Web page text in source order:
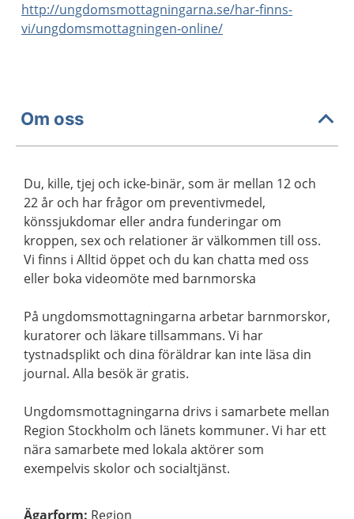
http://ungdomsmottagningarna.se/har-finns-
vi/ungdomsmottagningen-online/
Om oss
Du, kille, tjej och icke-binär, som är mellan 12 och
22 år och har frågor om preventivmedel,
könssjukdomar eller andra funderingar om
kroppen, sex och relationer är välkommen till oss.
Vi finns i Alltid öppet och du kan chatta med oss
eller boka videomöte med barnmorska
På ungdomsmottagningarna arbetar barnmorskor,
kuratorer och läkare tillsammans. Vi har
tystnadsplikt och dina föräldrar kan inte läsa din
journal. Alla besök är gratis.
Ungdomsmottagningarna drivs i samarbete mellan
Region Stockholm och länets kommuner. Vi har ett
nära samarbete med lokala aktörer som
exempelvis skolor och socialtjänst.
Ägarform: Region